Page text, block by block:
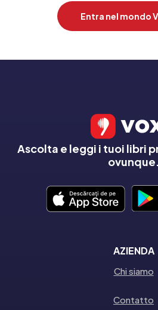
Entra nel mondo
Ascolta e leggi i tuoi libri
ovunque.
AZIENDA
Chi siamo
Contatto